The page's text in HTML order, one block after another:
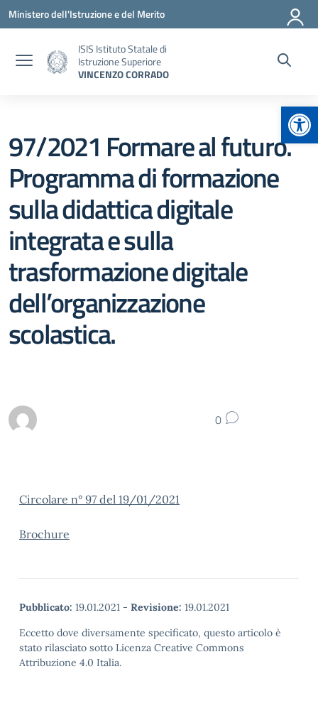
Vai ai contenuti
Vai al menu di navigazione
Vai al footer
Ministero dell'Istruzione e del Merito
ISIS Istituto Statale di
Istruzione Superiore
VINCENZO CORRADO
97/2021 Formare al futuro.
Programma di formazione
sulla didattica digitale
integrata e sulla
trasformazione digitale
dell’organizzazione
scolastica.
0
Circolare n° 97 del 19/01/2021
Brochure
Pubblicato: 19.01.2021 - Revisione: 19.01.2021
Eccetto dove diversamente specificato, questo articolo è
stato rilasciato sotto Licenza Creative Commons
Attribuzione 4.0 Italia.